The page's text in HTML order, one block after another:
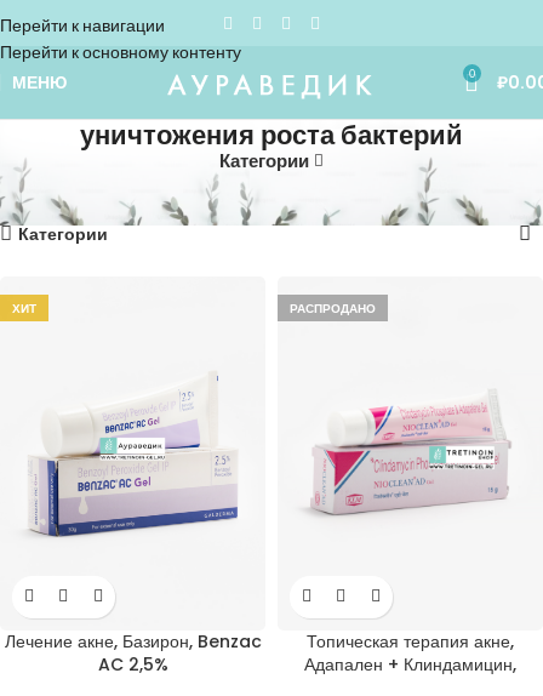
Перейти к навигации
Перейти к основному контенту
МЕНЮ 0 ₽
уничтожения роста бактерий
Категории
Home уничтожения роста бактерий Показаны все (9)
Категории
ХИТ
Лечение акне, Базирон, Benzac
AC 2,5%
РАСПРОДАНО
Топическая терапия акне,
Адапален + Клиндамицин,